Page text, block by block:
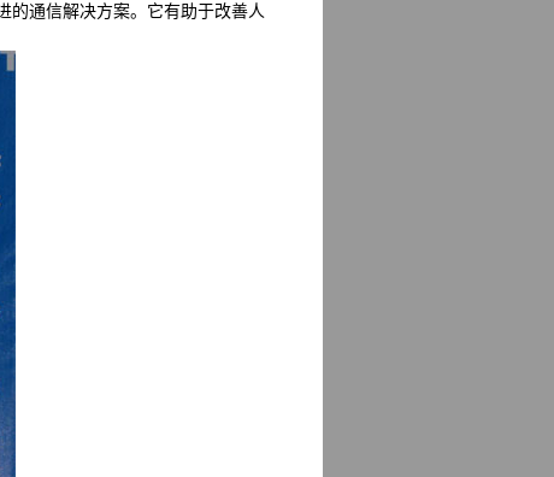
的通信解决方案。它有助于改善人